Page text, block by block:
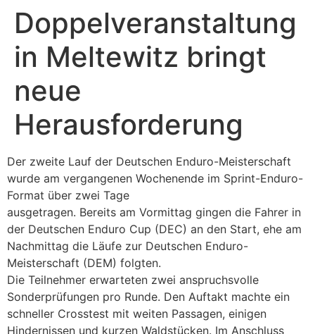
Doppelveranstaltung
in Meltewitz bringt
neue
Herausforderung
Der zweite Lauf der Deutschen Enduro-Meisterschaft
wurde am vergangenen Wochenende im Sprint-Enduro-
Format über zwei Tage
ausgetragen. Bereits am Vormittag gingen die Fahrer in
der Deutschen Enduro Cup (DEC) an den Start, ehe am
Nachmittag die Läufe zur Deutschen Enduro-
Meisterschaft (DEM) folgten.
Die Teilnehmer erwarteten zwei anspruchsvolle
Sonderprüfungen pro Runde. Den Auftakt machte ein
schneller Crosstest mit weiten Passagen, einigen
Hindernissen und kurzen Waldstücken. Im Anschluss